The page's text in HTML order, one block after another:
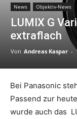
News Objektiv-News
LUMIX G
extraflach
Von Andreas Kaspar -
Bei Panasonic
Passend zur
wurde auch das